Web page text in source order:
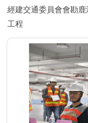
經建交通委員會會勘
工程